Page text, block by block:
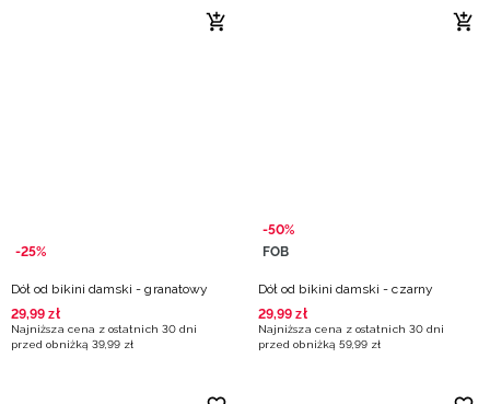
-25%
Dół od bikini damski - granatowy
29,99 zł
Najniższa cena z ostatnich 30 dni
przed obniżką 39,99 zł
-50%
FOB
Dół od bikini damski - czarny
29,99 zł
Najniższa cena z ostatnich 30 dni
przed obniżką 59,99 zł